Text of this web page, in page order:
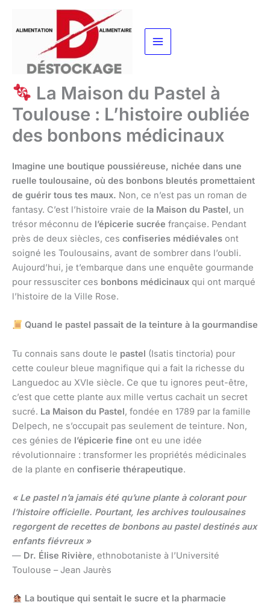
contenu
La Maison du Pastel à
Toulouse : L’histoire oubliée
des bonbons médicinaux
Imagine une boutique poussiéreuse, nichée dans une
ruelle toulousaine, où des bonbons bleutés promettaient
de guérir tous tes maux. Non, ce n’est pas un roman de
fantasy. C’est l’histoire vraie de la Maison du Pastel, un
trésor méconnu de l’épicerie sucrée française. Pendant
près de deux siècles, ces confiseries médiévales ont
soigné les Toulousains, avant de sombrer dans l’oubli.
Aujourd’hui, je t’embarque dans une enquête gourmande
pour ressusciter ces bonbons médicinaux qui ont marqué
l’histoire de la Ville Rose.
Quand le pastel passait de la teinture à la gourmandise
Tu connais sans doute le pastel (Isatis tinctoria) pour
cette couleur bleue magnifique qui a fait la richesse du
Languedoc au XVIe siècle. Ce que tu ignores peut-être,
c’est que cette plante aux mille vertus cachait un secret
sucré. La Maison du Pastel, fondée en 1789 par la famille
Delpech, ne s’occupait pas seulement de teinture. Non,
ces génies de l’épicerie fine ont eu une idée
révolutionnaire : transformer les propriétés médicinales
de la plante en confiserie thérapeutique.
« Le pastel n’a jamais été qu’une plante à colorant pour
l’histoire officielle. Pourtant, les archives toulousaines
regorgent de recettes de bonbons au pastel destinés aux
enfants fiévreux »
— Dr. Élise Rivière, ethnobotaniste à l’Université
Toulouse – Jean Jaurès
La boutique qui sentait le sucre et la pharmacie